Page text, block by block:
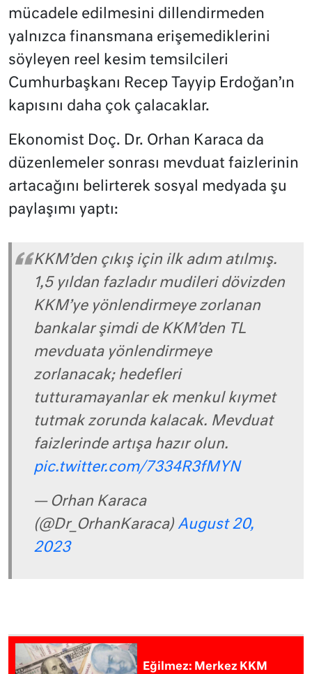
mücadele edilmesini dillendirmeden
yalnızca finansmana erişemediklerini
söyleyen reel kesim temsilcileri
Cumhurbaşkanı Recep Tayyip Erdoğan’ın
kapısını daha çok çalacaklar.
Ekonomist Doç. Dr. Orhan Karaca da
düzenlemeler sonrası mevduat faizlerinin
artacağını belirterek sosyal medyada şu
paylaşımı yaptı:
KKM’den çıkış için ilk adım atılmış.
1,5 yıldan fazladır mudileri dövizden
KKM’ye yönlendirmeye zorlanan
bankalar şimdi de KKM’den TL
mevduata yönlendirmeye
zorlanacak; hedefleri
tutturamayanlar ek menkul kıymet
tutmak zorunda kalacak. Mevduat
faizlerinde artışa hazır olun.
pic.twitter.com/7334R3fMYN
— Orhan Karaca
(@Dr_OrhanKaraca) August 20,
2023
Eğilmez: Merkez KKM